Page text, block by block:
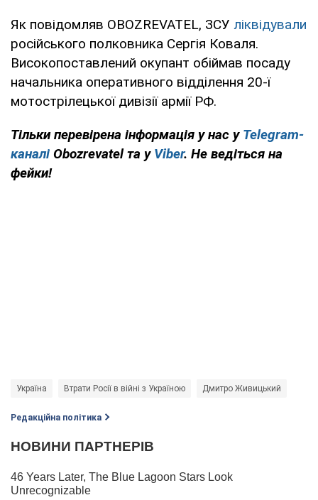
Як повідомляв OBOZREVATEL, ЗСУ ліквідували
російського полковника Сергія Коваля.
Високопоставлений окупант обіймав посаду
начальника оперативного відділення 20-ї
мотострілецької дивізії армії РФ.
Тільки перевірена інформація у нас у Telegram-
каналі Obozrevatel та у Viber. Не ведіться на
фейки!
Україна Втрати Росії в війні з Україною Дмитро Живицький
Редакційна політика